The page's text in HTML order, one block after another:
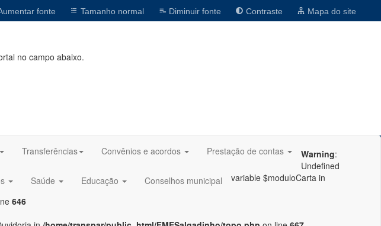
fonte Tamanho normal Diminuir fonte Contraste Mapa do site
no campo abaixo.
Transferências Convênios e acordos Prestação de contas
Saúde Educação Conselhos municipal
Warning:
Undefined
variable $moduloCarta in
646